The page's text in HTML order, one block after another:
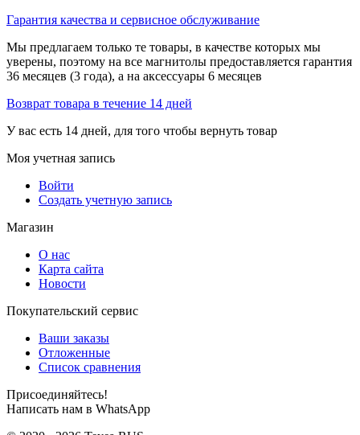
Гарантия качества и сервисное обслуживание
Мы предлагаем только те товары, в качестве которых мы
уверены, поэтому на все магнитолы предоставляется гарантия
36 месяцев (3 года), а на аксессуары 6 месяцев
Возврат товара в течение 14 дней
У вас есть 14 дней, для того чтобы вернуть товар
Моя учетная запись
Войти
Создать учетную запись
Магазин
О нас
Карта сайта
Новости
Покупательский сервис
Ваши заказы
Отложенные
Список сравнения
Присоединяйтесь!
Написать нам в WhatsApp